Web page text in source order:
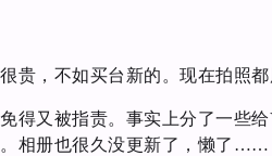
贵，不如买台新的。现在拍照
得又被指责。事实上分了一些给
相册也很久没更新了，懒了……